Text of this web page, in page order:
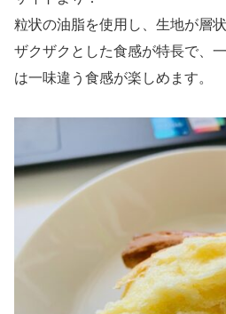
粒状の油脂を使用し、生地が層
ザクザクとした食感が特長で、
は一味違う食感が楽しめます。